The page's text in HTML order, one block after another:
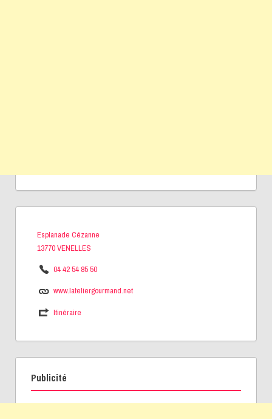
Esplanade Cézanne
13770 VENELLES
04 42 54 85 50
www.lateliergourmand.net
Itinéraire
Publicité